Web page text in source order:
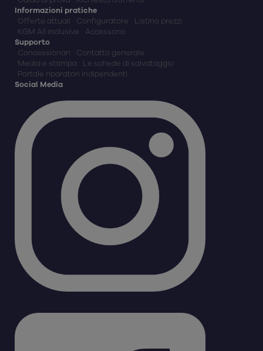
Informazioni pratiche
Offerte attuali
Configuratore
Listino prezzi
KGM All inclusive
Accessorio
Supporto
Concessionari
Contatto generale
Media e stampa
Le schede di salvataggio
Portale riparatori indipendenti
Social Media